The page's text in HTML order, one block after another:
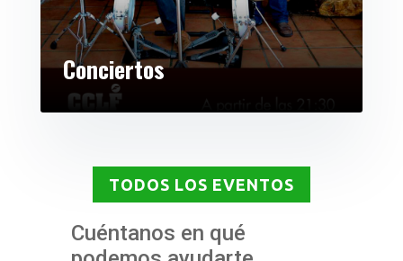
Conciertos
TODOS LOS EVENTOS
Cuéntanos en qué